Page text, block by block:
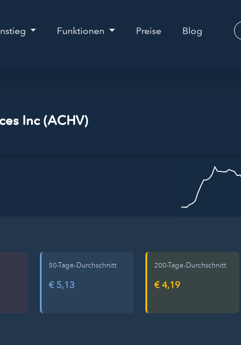
Funktionen Preise Blog
Inc (ACHV)
50-Tage-Durchschnitt
€ 5,13
200-Tage-Durchschnitt
€ 4,19